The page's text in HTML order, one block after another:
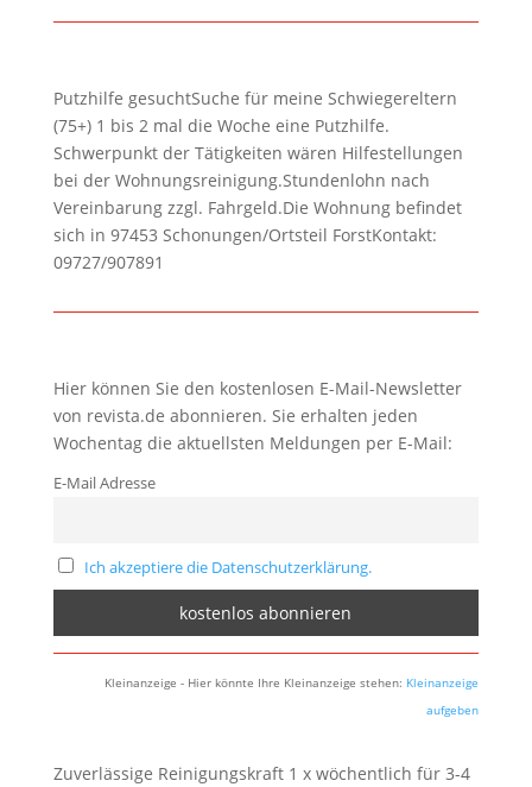
Putzhilfe gesuchtSuche für meine Schwiegereltern
(75+) 1 bis 2 mal die Woche eine Putzhilfe.
Schwerpunkt der Tätigkeiten wären Hilfestellungen
bei der Wohnungsreinigung.Stundenlohn nach
Vereinbarung zzgl. Fahrgeld.Die Wohnung befindet
sich in 97453 Schonungen/Ortsteil ForstKontakt:
09727/907891
Hier können Sie den kostenlosen E-Mail-Newsletter
von revista.de abonnieren. Sie erhalten jeden
Wochentag die aktuellsten Meldungen per E-Mail:
E-Mail Adresse
Ich akzeptiere die Datenschutzerklärung.
Kleinanzeige - Hier könnte Ihre Kleinanzeige stehen: Kleinanzeige
aufgeben
Zuverlässige Reinigungskraft 1 x wöchentlich für 3-4